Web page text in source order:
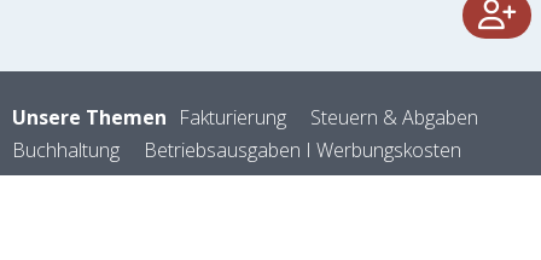
Unsere Themen Fakturierung
Steuern & Abgaben
Buchhaltung
Betriebsausgaben I Werbungskosten
Betriebseinnahmen
Kleinunternehmer
Steuerberater